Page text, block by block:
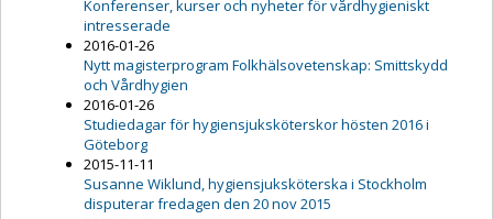
Konferenser, kurser och nyheter för vårdhygieniskt
intresserade
2016-01-26
Nytt magisterprogram Folkhälsovetenskap: Smittskydd
och Vårdhygien
2016-01-26
Studiedagar för hygiensjuksköterskor hösten 2016 i
Göteborg
2015-11-11
Susanne Wiklund, hygiensjuksköterska i Stockholm
disputerar fredagen den 20 nov 2015